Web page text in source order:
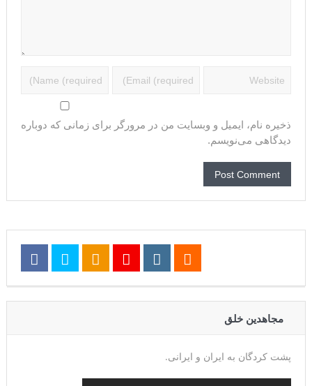
ذخیره نام، ایمیل و وبسایت من در مرورگر برای زمانی که دوباره
دیدگاهی می‌نویسم.
مجاهدین خلق
پشت کردگان به ایران و ایرانی.